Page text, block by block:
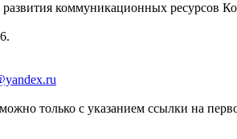
коммуникационных ресурсов
только с указанием ссылки на